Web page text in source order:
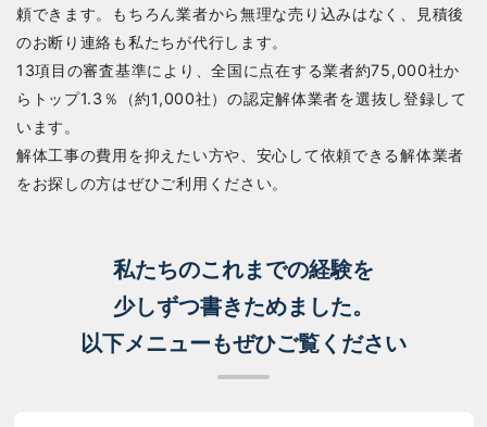
頼できます。もちろん業者から無理な売り込みはなく、見積後
のお断り連絡も私たちが代行します。
13項目の審査基準により、全国に点在する業者約75,000社か
らトップ1.3％（約1,000社）の認定解体業者を選抜し登録して
います。
解体工事の費用を抑えたい方や、安心して依頼できる解体業者
をお探しの方はぜひご利用ください。
私たちのこれまでの経験を
少しずつ書きためました。
以下メニューもぜひご覧ください